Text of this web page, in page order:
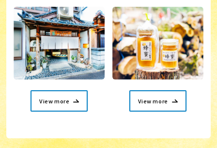
View more View more